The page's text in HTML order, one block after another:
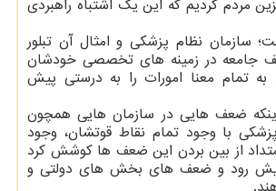
مردم کردیم که این یک اشتباه راهبردی
سازمان نظام پزشکی و امثال آن تبلور
جامعه در زمینه های تخصصی خودشان
تمام معنا امورات را به درستی پیش
ضعف هایی در سازمان هایی همچون
با وجود تمام نقاط قوتشان، وجود
امتداد از بین بردن این ضعف ها کوشش کرد
رود و ضعف های بخش های دولتی و